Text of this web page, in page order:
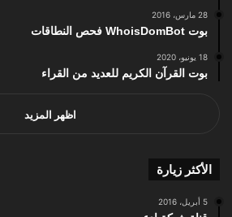
28 مارس، 2016
بوت WhoisDomBot فحص النطاقات
18 يونيو، 2020
بوت القرآن الكريم للعديد من القراء
اظهر المزيد
الأكثر زيارة
5 أبريل، 2016